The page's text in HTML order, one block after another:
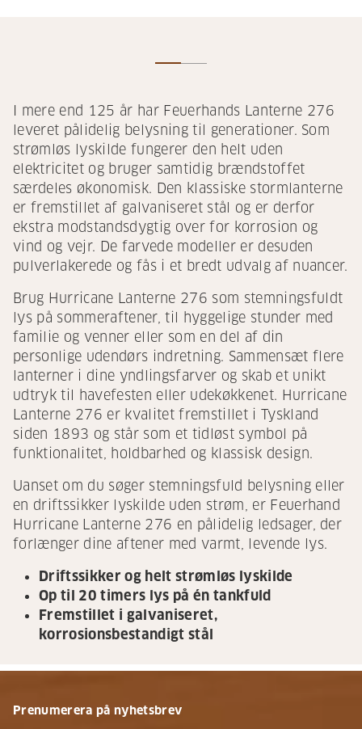
I mere end 125 år har Feuerhands Lanterne 276
leveret pålidelig belysning til generationer. Som
strømløs lyskilde fungerer den helt uden
elektricitet og bruger samtidig brændstoffet
særdeles økonomisk. Den klassiske stormlanterne
er fremstillet af galvaniseret stål og er derfor
ekstra modstandsdygtig over for korrosion og
vind og vejr. De farvede modeller er desuden
pulverlakerede og fås i et bredt udvalg af nuancer.
Brug Hurricane Lanterne 276 som stemningsfuldt
lys på sommeraftener, til hyggelige stunder med
familie og venner eller som en del af din
personlige udendørs indretning. Sammensæt flere
lanterner i dine yndlingsfarver og skab et unikt
udtryk til havefesten eller udekøkkenet. Hurricane
Lanterne 276 er kvalitet fremstillet i Tyskland
siden 1893 og står som et tidløst symbol på
funktionalitet, holdbarhed og klassisk design.
Uanset om du søger stemningsfuld belysning eller
en driftssikker lyskilde uden strøm, er Feuerhand
Hurricane Lanterne 276 en pålidelig ledsager, der
forlænger dine aftener med varmt, levende lys.
Driftssikker og helt strømløs lyskilde
Op til 20 timers lys på én tankfuld
Fremstillet i galvaniseret,
korrosionsbestandigt stål
Prenumerera på nyhetsbrev